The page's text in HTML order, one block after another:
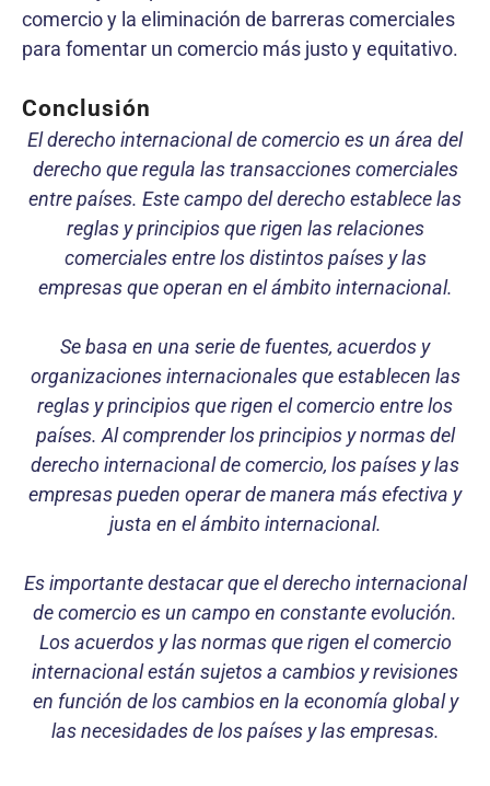
comercio y la eliminación de barreras comerciales
para fomentar un comercio más justo y equitativo.
Conclusión
El derecho internacional de comercio es un área del
derecho que regula las transacciones comerciales
entre países. Este campo del derecho establece las
reglas y principios que rigen las relaciones
comerciales entre los distintos países y las
empresas que operan en el ámbito internacional.
Se basa en una serie de fuentes, acuerdos y
organizaciones internacionales que establecen las
reglas y principios que rigen el comercio entre los
países. Al comprender los principios y normas del
derecho internacional de comercio, los países y las
empresas pueden operar de manera más efectiva y
justa en el ámbito internacional.
Es importante destacar que el derecho internacional
de comercio es un campo en constante evolución.
Los acuerdos y las normas que rigen el comercio
internacional están sujetos a cambios y revisiones
en función de los cambios en la economía global y
las necesidades de los países y las empresas.